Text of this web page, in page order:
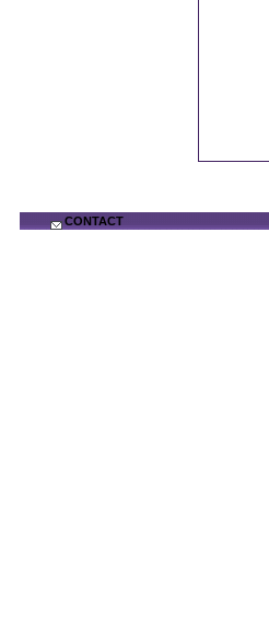
CONTACT